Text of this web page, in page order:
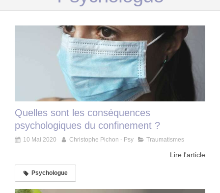
Quelles sont les conséquences
psychologiques du confinement ?
10 Mai 2020 Christophe Pichon - Psy Traumatismes
Lire l'article
Psychologue